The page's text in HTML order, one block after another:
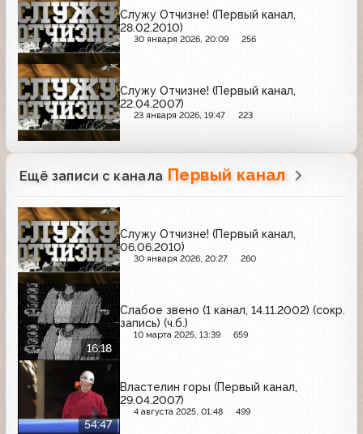
Служу Отчизне! (Первый канал,
28.02.2010)
30 января 2026, 20:09 256
Служу Отчизне! (Первый канал,
22.04.2007)
23 января 2026, 19:47 223
Ещё записи с канала Первый канал
Служу Отчизне! (Первый канал,
06.06.2010)
30 января 2026, 20:27 260
16:18
Слабое звено (1 канал, 14.11.2002) (сокр.
запись) (ч.б.)
10 марта 2025, 13:39 659
54:47
Властелин горы (Первый канал,
29.04.2007)
4 августа 2025, 01:48 499